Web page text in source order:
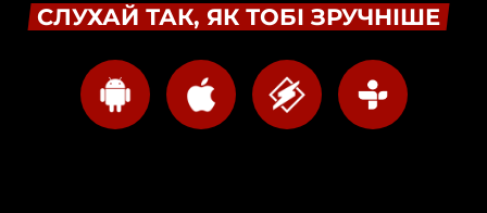
СЛУХАЙ ТАК, ЯК ТОБІ ЗРУЧНІШЕ